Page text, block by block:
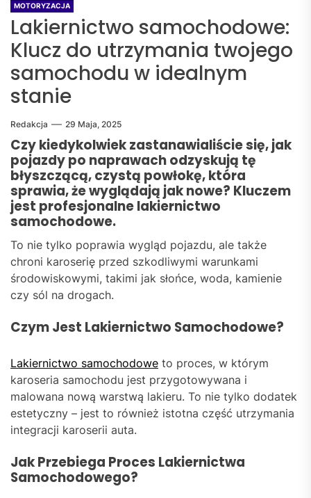
MOTORYZACJA
Lakiernictwo samochodowe:
Klucz do utrzymania twojego
samochodu w idealnym
stanie
Redakcja 29 Maja, 2025
Czy kiedykolwiek zastanawialiście się, jak
pojazdy po naprawach odzyskują tę
błyszczącą, czystą powłokę, która
sprawia, że wyglądają jak nowe? Kluczem
jest profesjonalne lakiernictwo
samochodowe.
To nie tylko poprawia wygląd pojazdu, ale także
chroni karoserię przed szkodliwymi warunkami
środowiskowymi, takimi jak słońce, woda, kamienie
czy sól na drogach.
Czym Jest Lakiernictwo Samochodowe?
Lakiernictwo samochodowe to proces, w którym
karoseria samochodu jest przygotowywana i
malowana nową warstwą lakieru. To nie tylko dodatek
estetyczny – jest to również istotna część utrzymania
integracji karoserii auta.
Jak Przebiega Proces Lakiernictwa
Samochodowego?